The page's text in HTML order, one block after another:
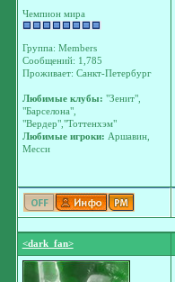
Чемпион мира
Группа: Members
Сообщений: 1,785
Проживает: Санкт-Петербург
Любимые клубы: "Зенит",
"Барселона",
"Вердер","Тоттенхэм"
Любимые игроки: Аршавин,
Месси
<dark_fan>